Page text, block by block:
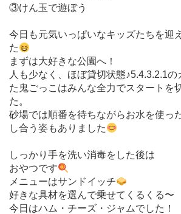
③けん玉で遊ぼう
今日も元気いっぱいなキッズたちを迎
た
まずは大好きな公園へ！
人も少なく、ほぼ貸切状態♪5.4.3.2.1
た鬼ごっこはみんな全力でスタートを
た。
砂場では順番を待ちながらお水を使っ
し合う姿もありました
しっかり手を洗い消毒をした後は
おやつです
メニューはサンドイッチ
好きな具材を選んで乗せてくるくる〜
今日はハム・チーズ・ジャムでした！